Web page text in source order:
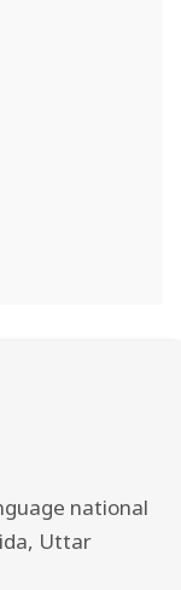
national
Uttar